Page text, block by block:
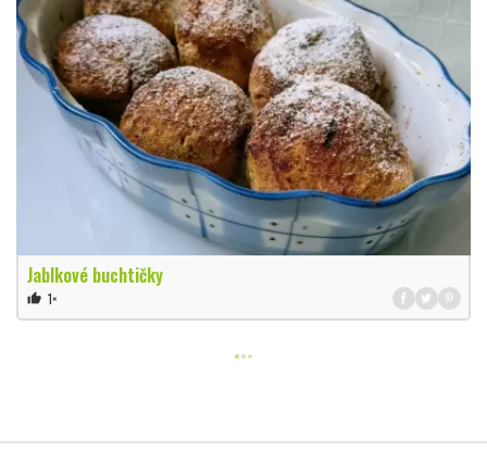
Jablkové buchtičky
thumb_up 1×